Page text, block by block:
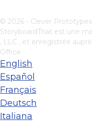
© 2026 - Clever
StoryboardThat est une
, LLC , et enregistrée
Office
English
Español
Français
Deutsch
Italiana